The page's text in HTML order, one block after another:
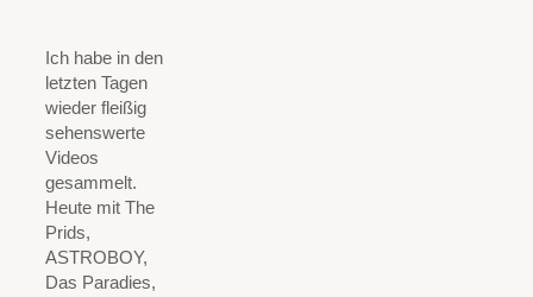
Ich habe in den
letzten Tagen
wieder fleißig
sehenswerte
Videos
gesammelt.
Heute mit The
Prids,
ASTROBOY,
Das Paradies,